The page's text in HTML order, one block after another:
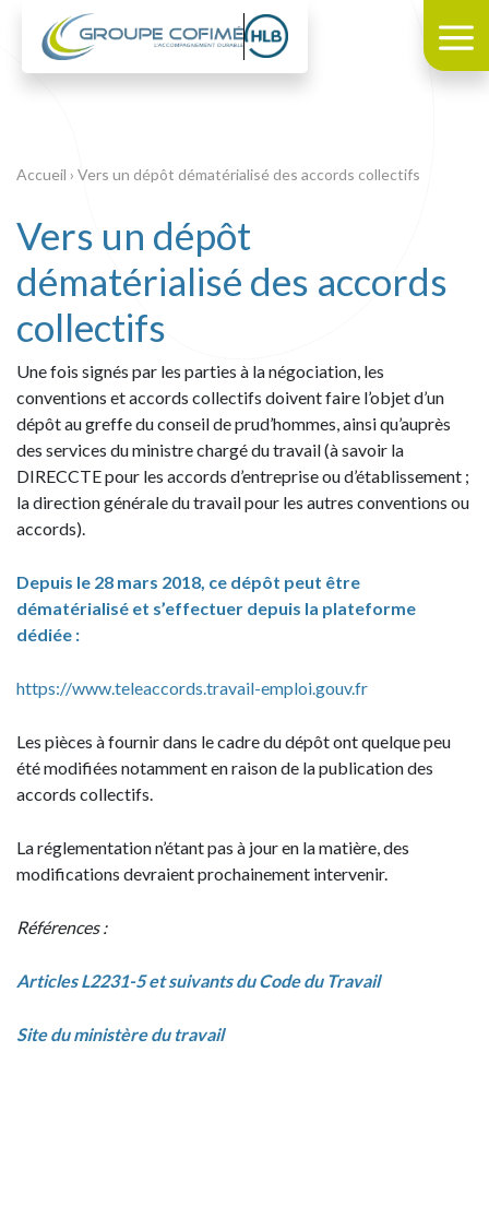
Accueil › Vers un dépôt dématérialisé des accords collectifs
Vers un dépôt
dématérialisé des accords
collectifs
Une fois signés par les parties à la négociation, les
conventions et accords collectifs doivent faire l’objet d’un
dépôt au greffe du conseil de prud’hommes, ainsi qu’auprès
des services du ministre chargé du travail (à savoir la
DIRECCTE pour les accords d’entreprise ou d’établissement ;
la direction générale du travail pour les autres conventions ou
accords).
Depuis le 28 mars 2018, ce dépôt peut être
dématérialisé et s’effectuer depuis la plateforme
dédiée :
https://www.teleaccords.travail-emploi.gouv.fr
Les pièces à fournir dans le cadre du dépôt ont quelque peu
été modifiées notamment en raison de la publication des
accords collectifs.
La réglementation n’étant pas à jour en la matière, des
modifications devraient prochainement intervenir.
Références :
Articles L2231-5 et suivants du Code du Travail
Site du ministère du travail